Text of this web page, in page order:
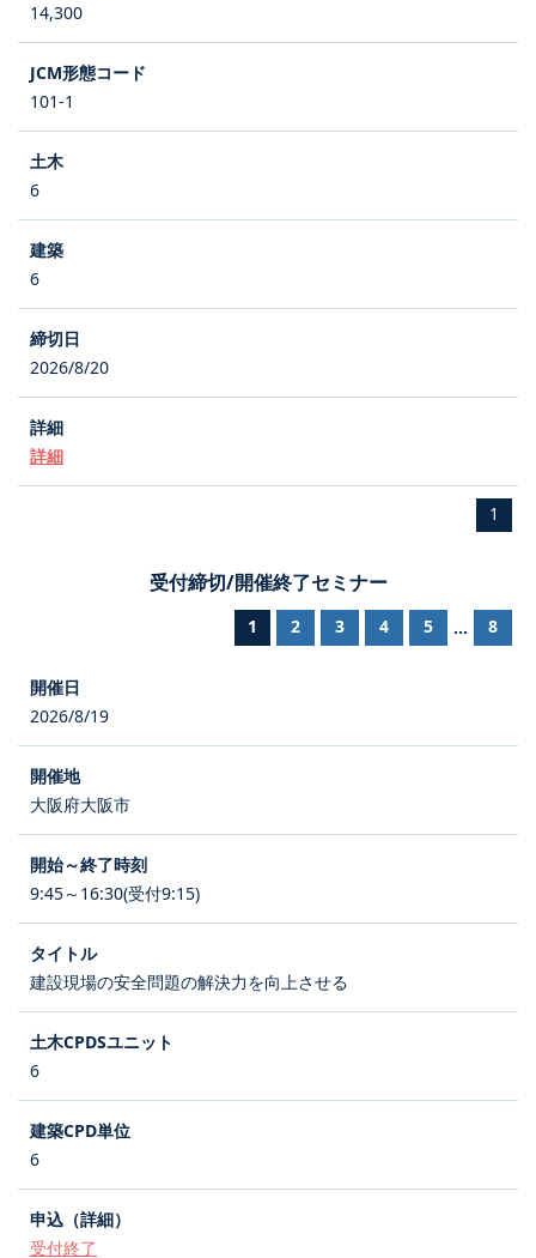
14,300
101-1
6
6
2026/8/20
詳細
1
受付締切/開催終了セミナー
1 2 3 4 5 ... 8
2026/8/19
大阪府大阪市
9:45～16:30(受付9:15)
建設現場の安全問題の解決力を向上させる
6
6
受付終了